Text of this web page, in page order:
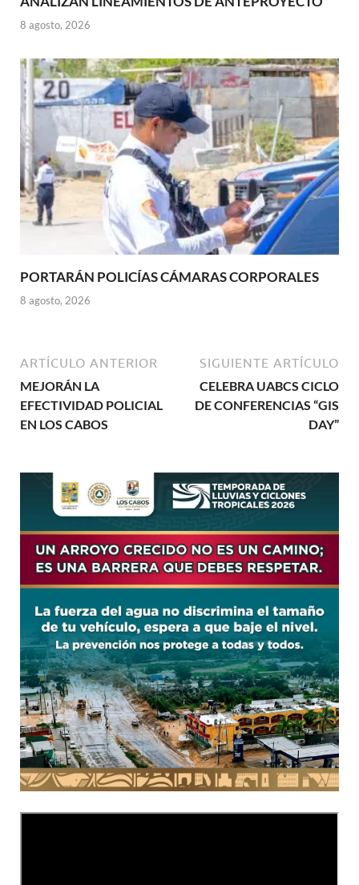
8 agosto, 2026
PORTARÁN POLICÍAS CÁMARAS CORPORALES
8 agosto, 2026
ARTÍCULO ANTERIOR
MEJORÁN LA
EFECTIVIDAD POLICIAL
EN LOS CABOS
SIGUIENTE ARTÍCULO
CELEBRA UABCS CICLO
DE CONFERENCIAS “GIS
DAY”